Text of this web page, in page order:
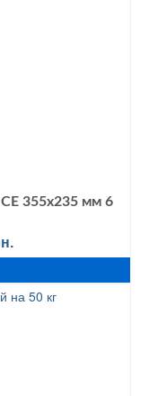
355х235 мм 6
цена: